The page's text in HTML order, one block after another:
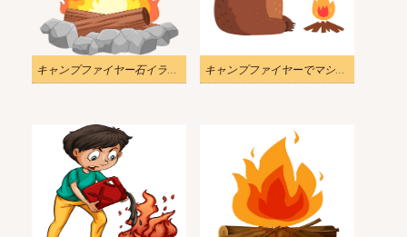
キャンプファイヤー石イラスト透明 キャンプファイヤーでマシュマロを焼くクマのイラスト